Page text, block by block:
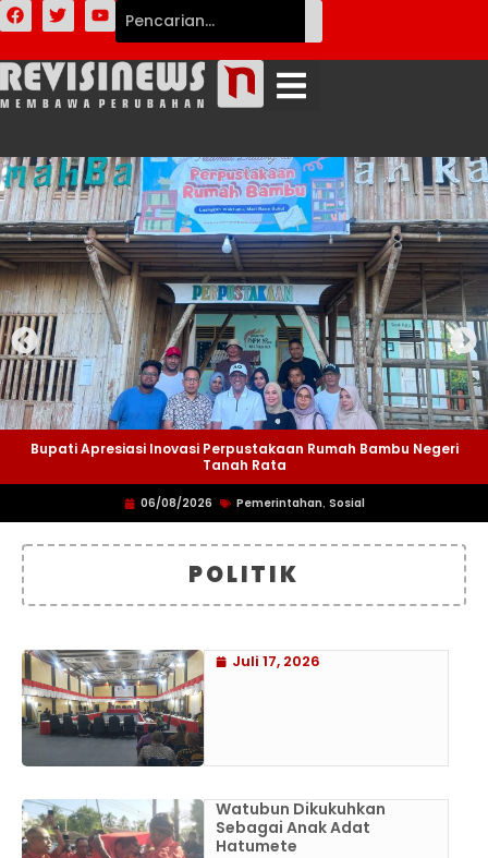
Bupati Apresiasi Inovasi Perpustakaan Rumah Bambu Negeri
Tanah Rata
06/08/2026 Pemerintahan, Sosial
POLITIK
Juli 17, 2026
Watubun Dikukuhkan
Sebagai Anak Adat
Hatumete